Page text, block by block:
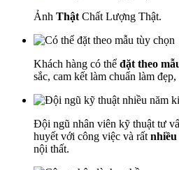
Ảnh Thật Chất Lượng Thật.
Khách hàng có thể đặt theo
sắc, cam kết làm chuẩn làm
Đội ngũ nhân viên kỹ thuật tư
huyết với công việc và rất
nội thất.